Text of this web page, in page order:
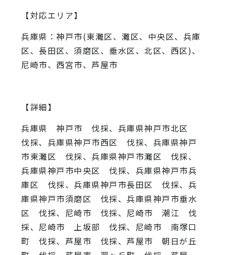
【対応エリア】
兵庫県：神戸市(東灘区、灘区、中央区、兵庫
区、長田区、須磨区、垂水区、北区、西区)、
尼崎市、西宮市、芦屋市
【詳細】
兵庫県 神戸市 伐採、兵庫県神戸市北区
伐採、兵庫県神戸市西区 伐採、兵庫県神戸
市東灘区 伐採、兵庫県神戸市灘区 伐採、
兵庫県神戸市中央区 伐採、兵庫県神戸市兵
庫区 伐採、兵庫県神戸市長田区 伐採、兵
庫県神戸市須磨区 伐採、兵庫県神戸市垂水
区 伐採、尼崎市 伐採、尼崎市 潮江 伐
採、尼崎市 上坂部 伐採、尼崎市 南塚口
町 伐採、芦屋市 伐採、芦屋市 朝日が丘